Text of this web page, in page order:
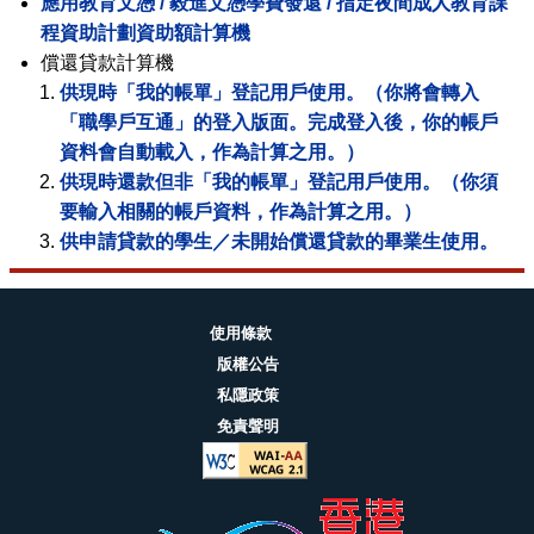
程資助計劃資助額計算機